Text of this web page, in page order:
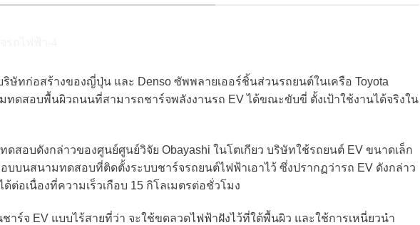
ริษัทก่อสร้างของญี่ปุ่น และ Denso ซัพพลายเออร์ชิ้นส่วนรถยนต์ในเครือ Toyota
มทดสอบพื้นผิวถนนที่สามารถชาร์จพลังงานรถ EV ได้ขณะขับขี่ ตั้งเป้าใช้งานได้จริงใน
ดสอบดังกล่าวของศูนย์ศูนย์วิจัย Obayashi ในโตเกียว บริษัทใช้รถยนต์ EV ขนาดเล็ก
บบนสนามทดสอบที่ติดตั้งระบบชาร์จรถยนต์ไฟฟ้าเอาไว้ ซึ่งปรากฏว่ารถ EV ดังกล่าว
ด้ต่อเนื่องที่ความเร็วเกือบ 15 กิโลเมตรต่อชั่วโมง
าร์จ EV แบบไร้สายที่ว่า จะใช้ขดลวดไฟฟ้าฝังไว้ที่ใต้พื้นผิว และใช้การเหนี่ยวนำ